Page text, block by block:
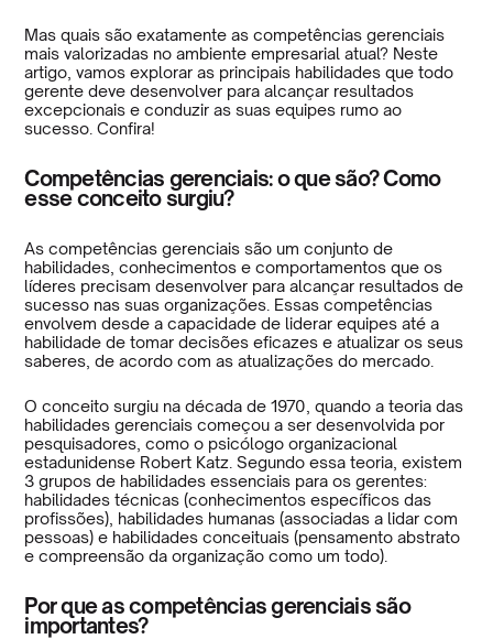
Mas quais são exatamente as competências gerenciais
mais valorizadas no ambiente empresarial atual? Neste
artigo, vamos explorar as principais habilidades que todo
gerente deve desenvolver para alcançar resultados
excepcionais e conduzir as suas equipes rumo ao
sucesso. Confira!
Competências gerenciais: o que são? Como
esse conceito surgiu?
As competências gerenciais são um conjunto de
habilidades, conhecimentos e comportamentos que os
líderes precisam desenvolver para alcançar resultados de
sucesso nas suas organizações. Essas competências
envolvem desde a capacidade de liderar equipes até a
habilidade de tomar decisões eficazes e atualizar os seus
saberes, de acordo com as atualizações do mercado.
O conceito surgiu na década de 1970, quando a teoria das
habilidades gerenciais começou a ser desenvolvida por
pesquisadores, como o psicólogo organizacional
estadunidense Robert Katz. Segundo essa teoria, existem
3 grupos de habilidades essenciais para os gerentes:
habilidades técnicas (conhecimentos específicos das
profissões), habilidades humanas (associadas a lidar com
pessoas) e habilidades conceituais (pensamento abstrato
e compreensão da organização como um todo).
Por que as competências gerenciais são
importantes?